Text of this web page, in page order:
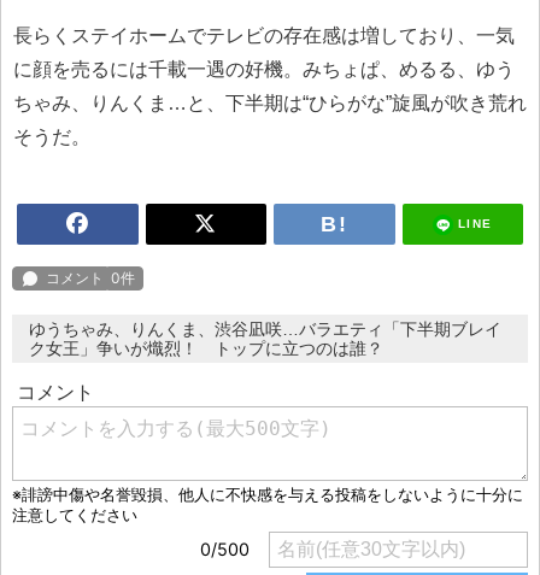
長らくステイホームでテレビの存在感は増しており、一気
に顔を売るには千載一遇の好機。みちょぱ、めるる、ゆう
ちゃみ、りんくま…と、下半期は“ひらがな”旋風が吹き荒れ
そうだ。
LINE
ゆうちゃみ、りんくま、渋谷凪咲…バラエティ「下半期ブレイ
ク女王」争いが熾烈！ トップに立つのは誰？